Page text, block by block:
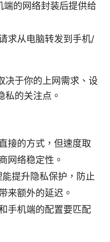
的网络封装后提供给
求从电脑转发到手机/
决于你的上网需求、设
私的关注点。
接的方式，但速度取
网络稳定性。
提升隐私保护，防止
来额外的延迟。
手机端的配置要匹配